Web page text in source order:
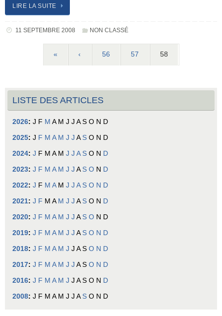
LIRE LA SUITE
11 SEPTEMBRE 2008 NON CLASSÉ
« ‹ 56 57 58
LISTE DES ARTICLES
2026: J F M A M J J A S O N D
2025: J F M A M J J A S O N D
2024: J F M A M J J A S O N D
2023: J F M A M J J A S O N D
2022: J F M A M J J A S O N D
2021: J F M A M J J A S O N D
2020: J F M A M J J A S O N D
2019: J F M A M J J A S O N D
2018: J F M A M J J A S O N D
2017: J F M A M J J A S O N D
2016: J F M A M J J A S O N D
2008: J F M A M J J A S O N D